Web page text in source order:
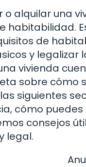
alquilar una
habitabilidad.
de
y
vivienda
sobre cómo
siguientes
cómo puedes
consejos
legal.